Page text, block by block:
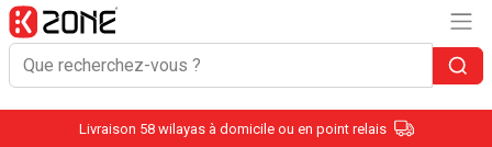
Livraison 58 wilayas à domicile ou en point relais